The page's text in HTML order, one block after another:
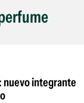
nuevo integrante